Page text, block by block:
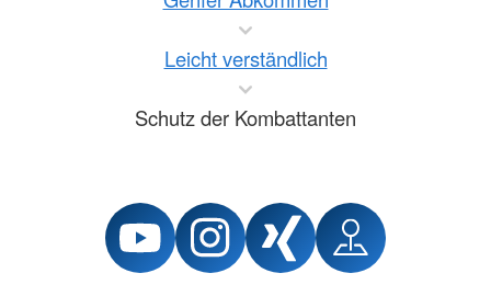
Leicht verständlich
Schutz der Kombattanten